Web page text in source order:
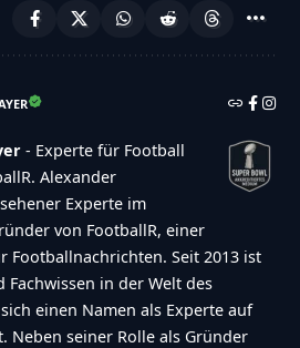
- Experte für Football
Alexander
Experte im
von FootballR, einer
Seit 2013 ist
in der Welt des
einen Namen als Experte auf
Neben seiner Rolle als Gründer